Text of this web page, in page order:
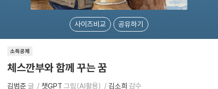
사이즈비교 공유하기
소득공제
체스깐부와 함께 꾸는 꿈
김범준 글 챗GPT 그림(AI활용) 김소희 감수